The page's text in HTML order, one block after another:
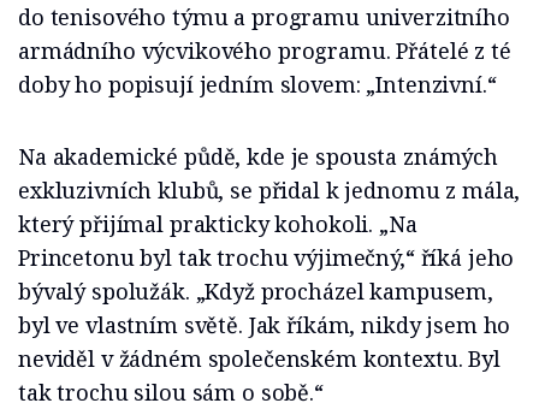
do tenisového týmu a programu univerzitního
armádního výcvikového programu. Přátelé z té
doby ho popisují jedním slovem: „Intenzivní.“
Na akademické půdě, kde je spousta známých
exkluzivních klubů, se přidal k jednomu z mála,
který přijímal prakticky kohokoli. „Na
Princetonu byl tak trochu výjimečný,“ říká jeho
bývalý spolužák. „Když procházel kampusem,
byl ve vlastním světě. Jak říkám, nikdy jsem ho
neviděl v žádném společenském kontextu. Byl
tak trochu silou sám o sobě.“